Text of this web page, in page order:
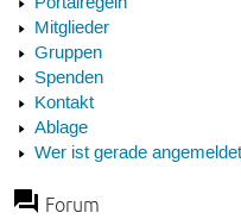
Mitglieder
Gruppen
Spenden
Kontakt
Ablage
Wer ist gerade
Forum